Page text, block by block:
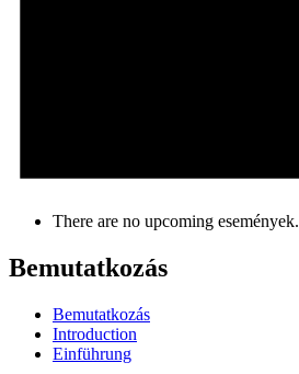
There are no upcoming események.
Bemutatkozás
Bemutatkozás
Introduction
Einführung